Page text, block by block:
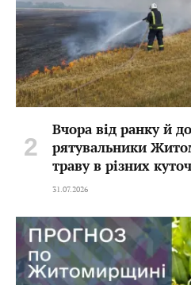
Вчора від ранку й
рятувальники
траву в різних
31.07.2026